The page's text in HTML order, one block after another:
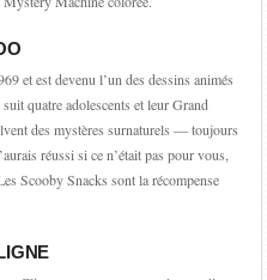
et est devenu l’un des dessins animés
quatre adolescents et leur Grand
des mystères surnaturels — toujours
réussi si ce n’était pas pour vous,
Scooby Snacks sont la récompense